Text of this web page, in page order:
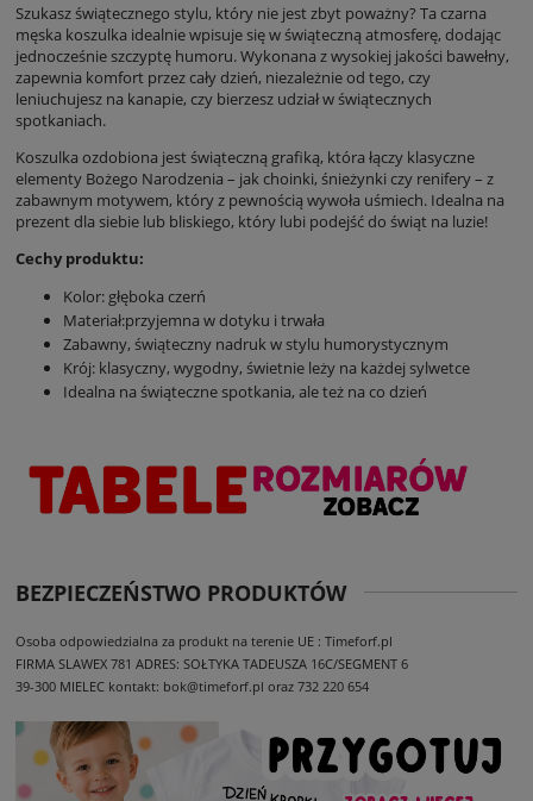
Szukasz świątecznego stylu, który nie jest zbyt poważny? Ta czarna
męska koszulka idealnie wpisuje się w świąteczną atmosferę, dodając
jednocześnie szczyptę humoru. Wykonana z wysokiej jakości bawełny,
zapewnia komfort przez cały dzień, niezależnie od tego, czy
leniuchujesz na kanapie, czy bierzesz udział w świątecznych
spotkaniach.
Koszulka ozdobiona jest świąteczną grafiką, która łączy klasyczne
elementy Bożego Narodzenia – jak choinki, śnieżynki czy renifery – z
zabawnym motywem, który z pewnością wywoła uśmiech. Idealna na
prezent dla siebie lub bliskiego, który lubi podejść do świąt na luzie!
Cechy produktu:
Kolor: głęboka czerń
Materiał:przyjemna w dotyku i trwała
Zabawny, świąteczny nadruk w stylu humorystycznym
Krój: klasyczny, wygodny, świetnie leży na każdej sylwetce
Idealna na świąteczne spotkania, ale też na co dzień
BEZPIECZEŃSTWO PRODUKTÓW
Osoba odpowiedzialna za produkt na terenie UE : Timeforf.pl
FIRMA SLAWEX 781 ADRES: SOŁTYKA TADEUSZA 16C/SEGMENT 6
39-300 MIELEC kontakt: bok@timeforf.pl oraz 732 220 654